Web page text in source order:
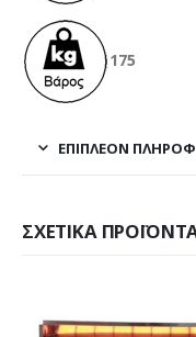
175
ΕΠΙΠΛΈΟΝ
ΣΧΕΤΙΚΆ